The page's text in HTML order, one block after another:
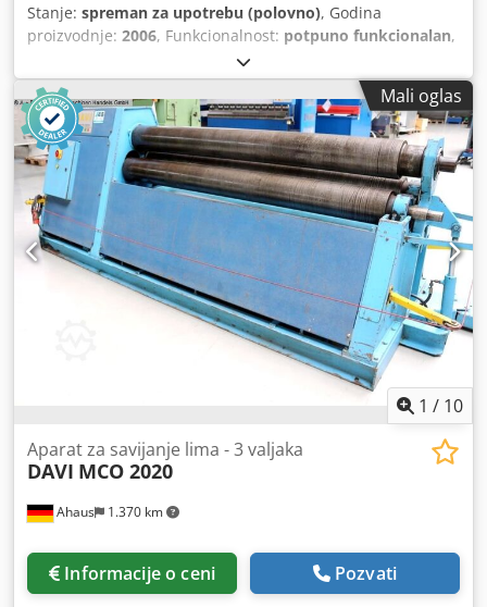
Stanje: spreman za upotrebu (polovno), Godina
proizvodnje: 2006, Funkcionalnost: potpuno funkcionalan,
, sila stezanja:
puža:90 mm, težina injekcije:2.254 g, ukupna težina:
33.000 kg, TEHNIČKE KARAKTERISTIKE Snaga zatvaranja:
6.500 kN Razmak između stubova: 1.025 × 930 mm
Cedpfxszncmao Abijha Minimalna visina alata: 450 mm
Maksimalna visina alata: 950 mm Maksimalna širina
otvora: 1.800 mm Prečnik puža: 90 mm Zapremina
ubrizgavanja: 2.480 cm³ Težina ubrizgavanja: 2.254 g
DETALJI MAŠINE Nominalna snaga motora pumpe: 55 kW
Snaga grejanja: 62 kW Dimenzije i težina Dimenzije na
lokaciji (D × Š × V): 8.300 × 2.500 × 2.330 mm Težina: oko
Mali oglas
1 / 10
Ahaus 1.370 km
Aparat za savijanje lima - 3 valjaka
DAVI MCO 2020
Informacije o ceni Pozvati